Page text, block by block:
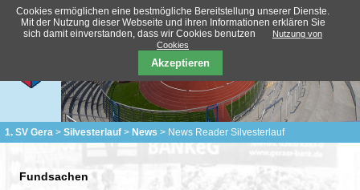
1. SV Gera Silvesterlauf News News Reader Silvesterlauf
Fundsachen
Cookies ermöglichen eine bestmögliche Bereitstellung unserer Dienste.
Mit der Nutzung dieser Webseite und ihren Informationen erklären Sie
sich damit einverstanden, dass wir Cookies benutzen
Nutzung von
Cookies
Akzeptieren